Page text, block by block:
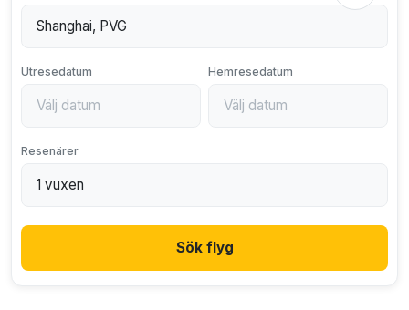
Utresedatum Hemresedatum
Resenärer
Sök flyg